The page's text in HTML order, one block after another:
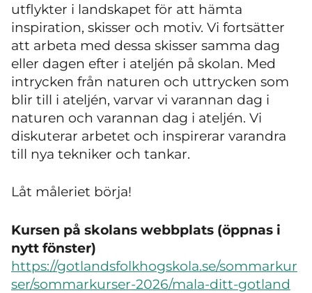
utflykter i landskapet för att hämta
inspiration, skisser och motiv. Vi fortsätter
att arbeta med dessa skisser samma dag
eller dagen efter i ateljén på skolan. Med
intrycken från naturen och uttrycken som
blir till i ateljén, varvar vi varannan dag i
naturen och varannan dag i ateljén. Vi
diskuterar arbetet och inspirerar varandra
till nya tekniker och tankar.
Låt måleriet börja!
Kursen på skolans webbplats (öppnas i
nytt fönster)
https://gotlandsfolkhogskola.se/sommarkur
ser/sommarkurser-2026/mala-ditt-gotland